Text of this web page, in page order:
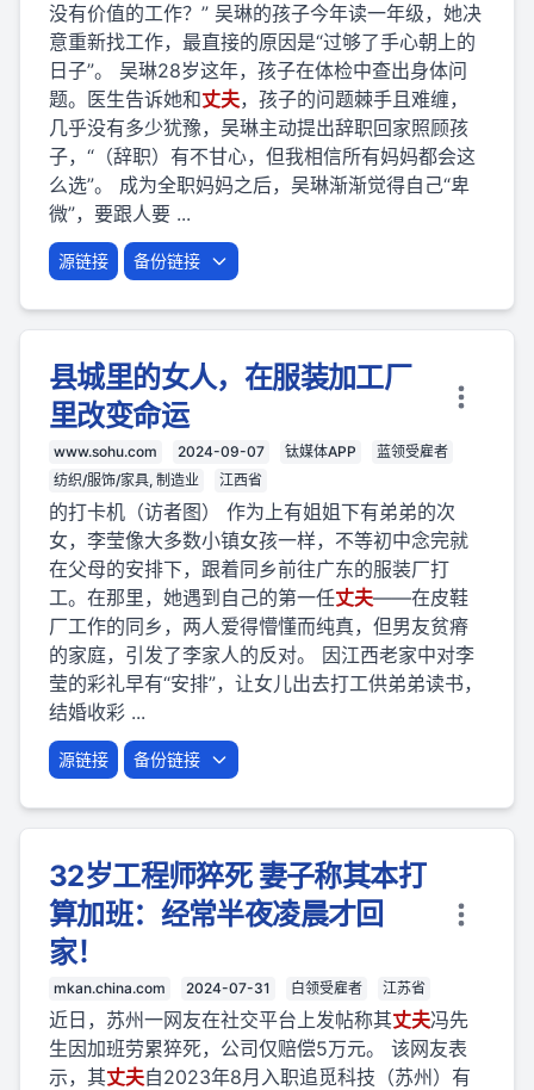
没有价值的工作？” 吴琳的孩子今年读一年级，她决
意重新找工作，最直接的原因是“过够了手心朝上的
日子”。 吴琳28岁这年，孩子在体检中查出身体问
题。医生告诉她和丈夫，孩子的问题棘手且难缠，
几乎没有多少犹豫，吴琳主动提出辞职回家照顾孩
子，“（辞职）有不甘心，但我相信所有妈妈都会这
么选”。 成为全职妈妈之后，吴琳渐渐觉得自己“卑
微”，要跟人要 ...
源链接 备份链接
县城里的女人，在服装加工厂
里改变命运
www.sohu.com 2024-09-07 钛媒体APP
蓝领受雇者
纺织/服饰/家具, 制造业
江西省
的打卡机（访者图） 作为上有姐姐下有弟弟的次
女，李莹像大多数小镇女孩一样，不等初中念完就
在父母的安排下，跟着同乡前往广东的服装厂打
工。在那里，她遇到自己的第一任丈夫——在皮鞋
厂工作的同乡，两人爱得懵懂而纯真，但男友贫瘠
的家庭，引发了李家人的反对。 因江西老家中对李
莹的彩礼早有“安排”，让女儿出去打工供弟弟读书，
结婚收彩 ...
源链接 备份链接
32岁工程师猝死 妻子称其本打
算加班：经常半夜凌晨才回
家！
mkan.china.com 2024-07-31 白领受雇者 江苏省
近日，苏州一网友在社交平台上发帖称其丈夫冯先
生因加班劳累猝死，公司仅赔偿5万元。 该网友表
示，其丈夫自2023年8月入职追觅科技（苏州）有